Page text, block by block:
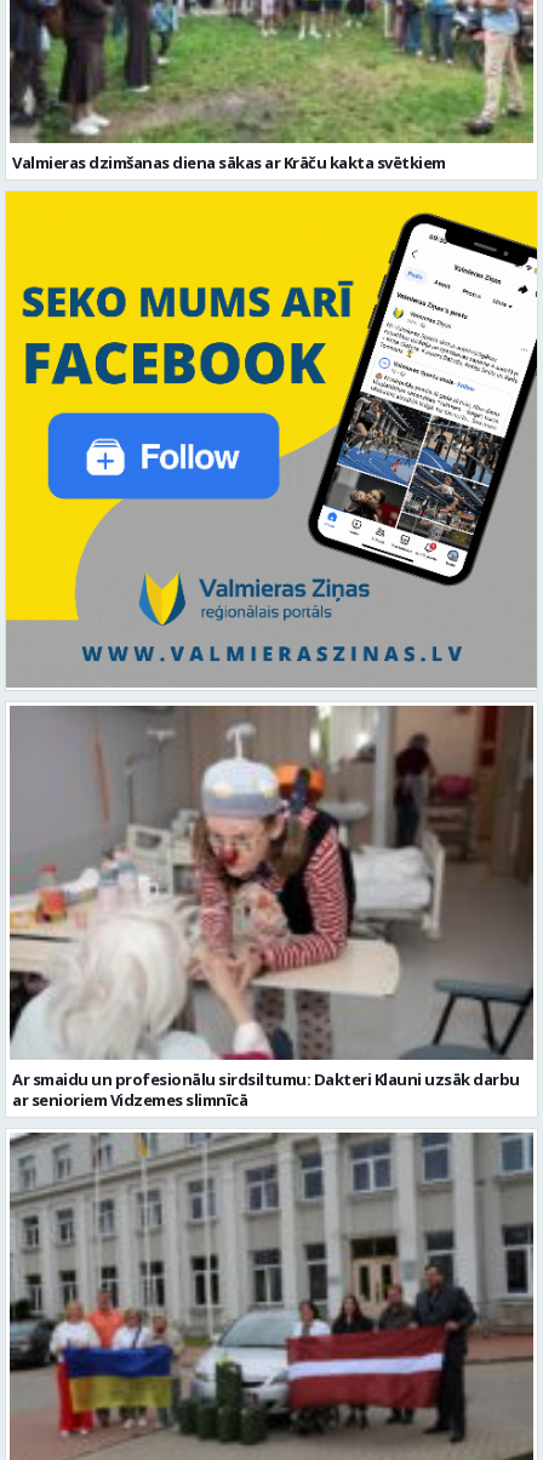
Valmieras dzimšanas diena sākas ar Krāču kakta svētkiem
Ar smaidu un profesionālu sirdsiltumu: Dakteri Klauni uzsāk darbu
ar senioriem Vidzemes slimnīcā
No Valmieras uz Ukrainu ceļā dodas vēl viena humānās palīdzības
automašīna